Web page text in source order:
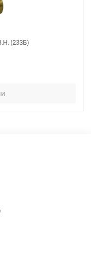
(233Б)